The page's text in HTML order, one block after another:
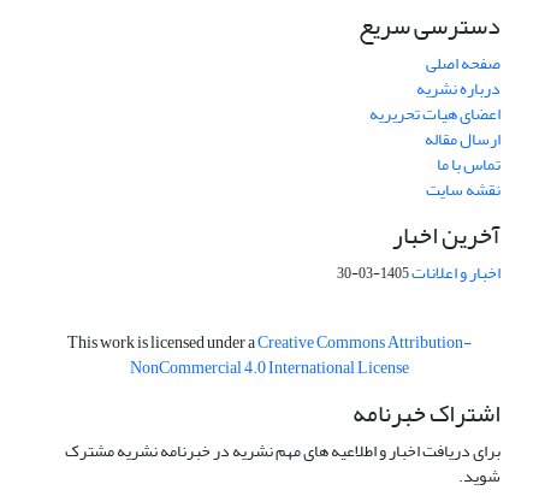
دسترسی سریع
صفحه اصلی
درباره نشریه
اعضای هیات تحریریه
ارسال مقاله
تماس با ما
نقشه سایت
آخرین اخبار
اخبار و اعلانات1405-03-30
This work is licensed under aCreative Commons Attribution-
NonCommercial 4.0 International License
اشتراک خبرنامه
برای دریافت اخبار و اطلاعیه های مهم نشریه در خبرنامه نشریه مشترک
شوید.